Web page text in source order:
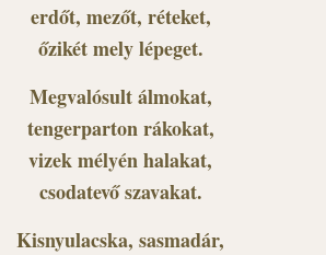
erdőt, mezőt, réteket,
őzikét mely lépeget.
Megvalósult álmokat,
tengerparton rákokat,
vizek mélyén halakat,
csodatevő szavakat.
Kisnyulacska, sasmadár,